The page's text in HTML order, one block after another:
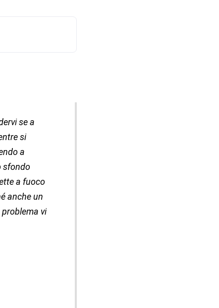
se a
si
a
sfondo
a fuoco
anche un
vi